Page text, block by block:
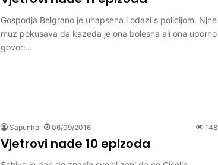
Gospodja Belgrano je uhapsena i odazi s policijom. Njne
muz pokusava da kazeda je ona bolesna ali ona uporno
govori…
Sapunko 06/09/2016 148
Vjetrovi nade 10 epizoda